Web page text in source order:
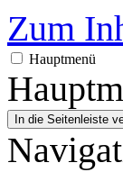
Zum
Hauptmenü
In die Seitenleiste